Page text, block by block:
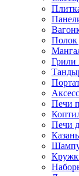
Полок
Грили
Печи
Печи